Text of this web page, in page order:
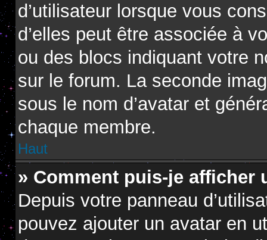
d’utilisateur lorsque vous
d’elles peut être associée à
ou des blocs indiquant votre
sur le forum. La seconde
sous le nom d’avatar et
chaque membre.
Haut
» Comment puis-je afficher
Depuis votre panneau
pouvez ajouter un avatar en